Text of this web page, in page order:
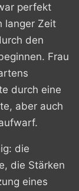
perfekt
langer Zeit
den
Frau
durch eine
aber auch
die
die Stärken
eines